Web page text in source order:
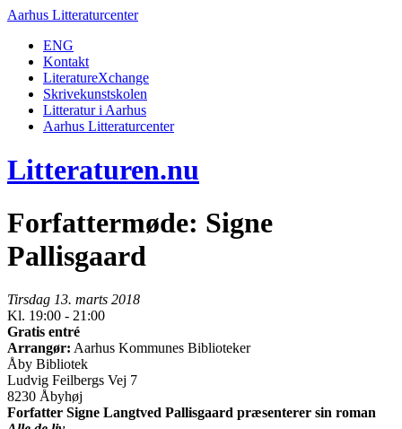
Aarhus Litteraturcenter
ENG
Kontakt
LiteratureXchange
Skrivekunstskolen
Litteratur i Aarhus
Aarhus Litteraturcenter
Litteraturen.nu
Forfattermøde: Signe
Pallisgaard
Tirsdag 13. marts 2018
Kl. 19:00 - 21:00
Gratis entré
Arrangør: Aarhus Kommunes Biblioteker
Åby Bibliotek
Ludvig Feilbergs Vej 7
8230 Åbyhøj
Forfatter Signe Langtved Pallisgaard præsenterer sin roman